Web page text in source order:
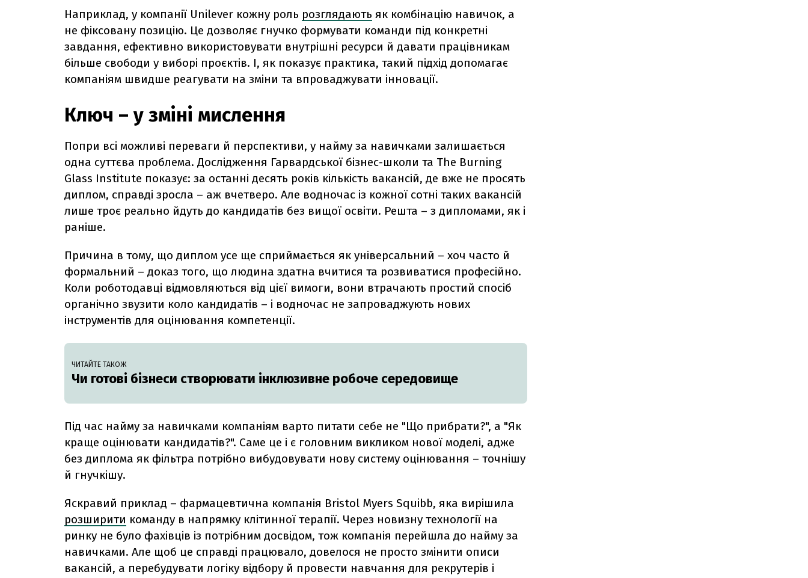
Наприклад, у компанії Unilever кожну роль розглядають як комбінацію навичок, а
не фіксовану позицію. Це дозволяє гнучко формувати команди під конкретні
завдання, ефективно використовувати внутрішні ресурси й давати працівникам
більше свободи у виборі проєктів. І, як показує практика, такий підхід допомагає
компаніям швидше реагувати на зміни та впроваджувати інновації.
Ключ – у зміні мислення
Попри всі можливі переваги й перспективи, у найму за навичками залишається
одна суттєва проблема. Дослідження Гарвардської бізнес-школи та The Burning
Glass Institute показує: за останні десять років кількість вакансій, де вже не просять
диплом, справді зросла – аж вчетверо. Але водночас із кожної сотні таких вакансій
лише троє реально йдуть до кандидатів без вищої освіти. Решта – з дипломами, як і
раніше.
Причина в тому, що диплом усе ще сприймається як універсальний – хоч часто й
формальний – доказ того, що людина здатна вчитися та розвиватися професійно.
Коли роботодавці відмовляються від цієї вимоги, вони втрачають простий спосіб
органічно звузити коло кандидатів – і водночас не запроваджують нових
інструментів для оцінювання компетенції.
ЧИТАЙТЕ ТАКОЖ
Чи готові бізнеси створювати інклюзивне робоче середовище
Під час найму за навичками компаніям варто питати себе не "Що прибрати?", а "Як
краще оцінювати кандидатів?". Саме це і є головним викликом нової моделі, адже
без диплома як фільтра потрібно вибудовувати нову систему оцінювання – точнішу
й гнучкішу.
Яскравий приклад – фармацевтична компанія Bristol Myers Squibb, яка вирішила
розширити команду в напрямку клітинної терапії. Через новизну технології на
ринку не було фахівців із потрібним досвідом, тож компанія перейшла до найму за
навичками. Але щоб це справді працювало, довелося не просто змінити описи
вакансій, а перебудувати логіку відбору й провести навчання для рекрутерів і